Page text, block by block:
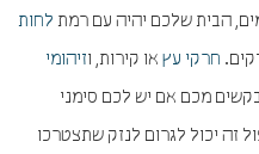
הבית שלכם יהיה עם רמת לחות
חרקי עץ או קירות, וזיהומי
מכם אם יש לכם סימני
זה יכול לגרום לנזק שתצטרכו